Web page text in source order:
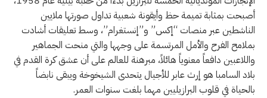
أصبحت بمثابة تميمة حظ وأيقونة شعبية تداول صورتها ملايين
الناشطين عبر منصات “إكس” و”إنستغرام”، وسط تعليقات أشادت
بملامح الفرح والأمل المرتسمة على وجهها والتي منحت الجماهير
واللاعبين دافعاً معنوياً هائلاً، مبرهنة للعالم على أن عشق كرة القدم في
بلاد السامبا هو إرث عابر للأجيال يتحدى الشيخوخة ويبقى نابضاً
بالحياة في قلوب البرازيليين مهما بلغت سنوات العمر.